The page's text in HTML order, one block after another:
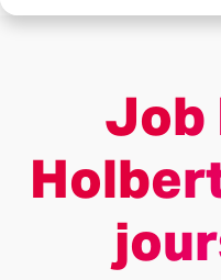
Job